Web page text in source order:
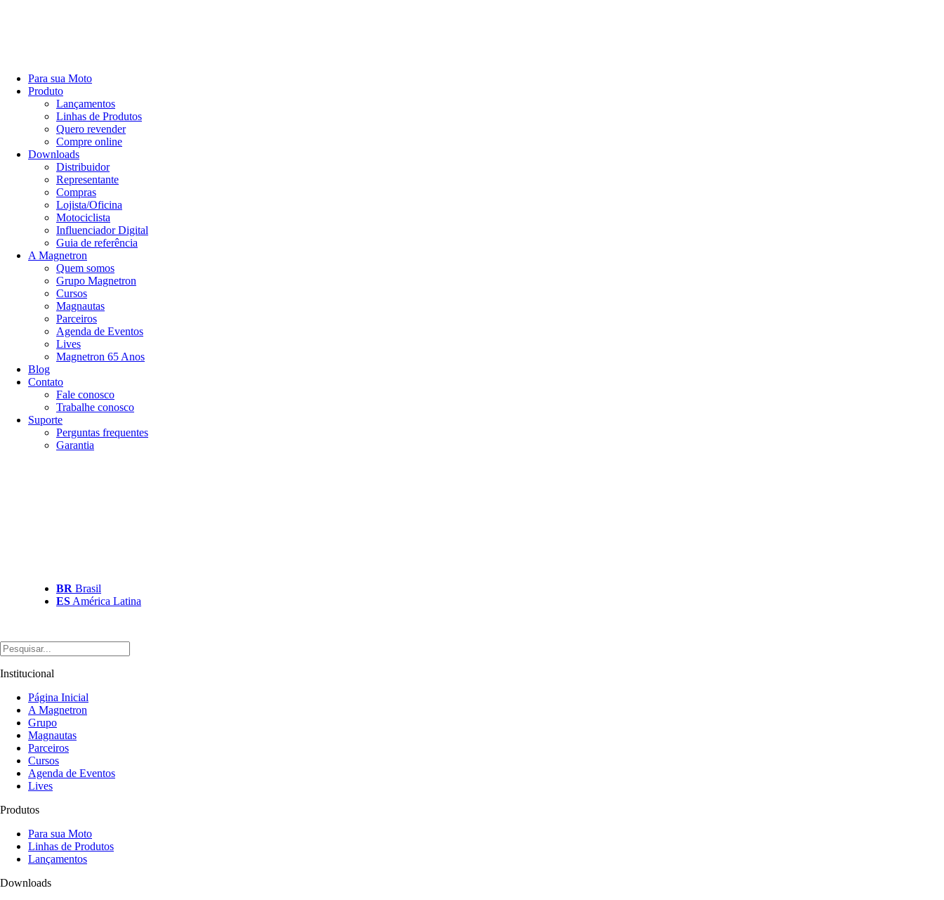
Para sua Moto
Produto
Lançamentos
Linhas de Produtos
Quero revender
Compre online
Downloads
Distribuidor
Representante
Compras
Lojista/Oficina
Motociclista
Influenciador Digital
Guia de referência
A Magnetron
Quem somos
Grupo Magnetron
Cursos
Magnautas
Parceiros
Agenda de Eventos
Lives
Magnetron 65 Anos
Blog
Contato
Fale conosco
Trabalhe conosco
Suporte
Perguntas frequentes
Garantia
BR Brasil
ES América Latina
Institucional
Página Inicial
A Magnetron
Grupo
Magnautas
Parceiros
Cursos
Agenda de Eventos
Lives
Produtos
Para sua Moto
Linhas de Produtos
Lançamentos
Downloads